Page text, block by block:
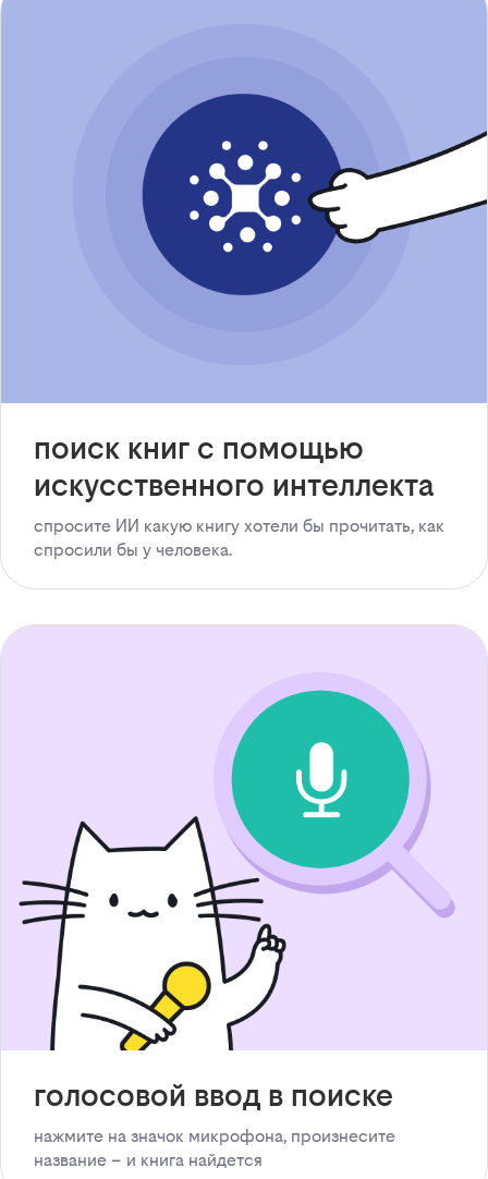
поиск книг с помощью
искусственного интеллекта
спросите ИИ какую книгу хотели бы прочитать, как
спросили бы у человека.
голосовой ввод в поиске
нажмите на значок микрофона, произнесите
название – и книга найдется